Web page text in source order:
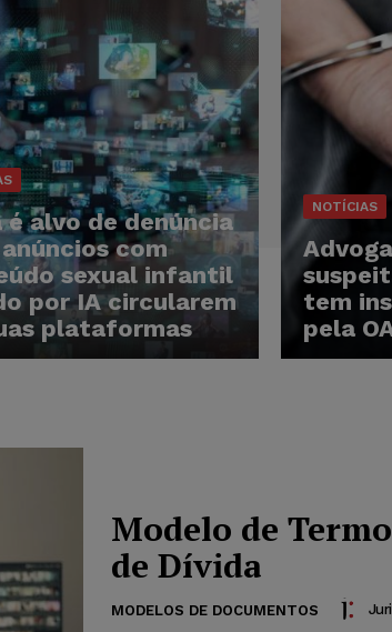
alvo de denúncia
com
sexual infantil
por IA circularem
plataformas
NOTÍCIAS
tem
pela
Modelo de
de Dívida
MODELOS DE DOCUMENTOS